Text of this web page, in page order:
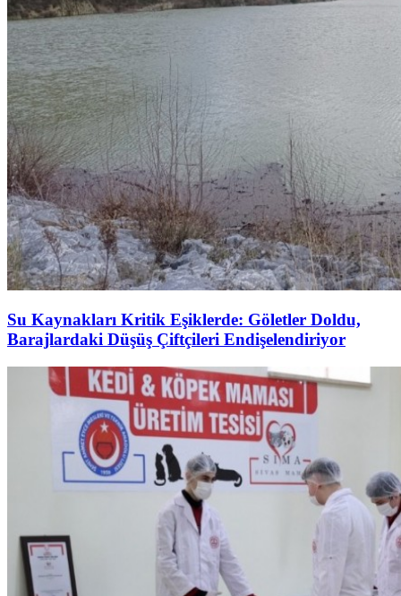
Su Kaynakları Kritik Eşiklerde: Göletler Doldu,
Barajlardaki Düşüş Çiftçileri Endişelendiriyor